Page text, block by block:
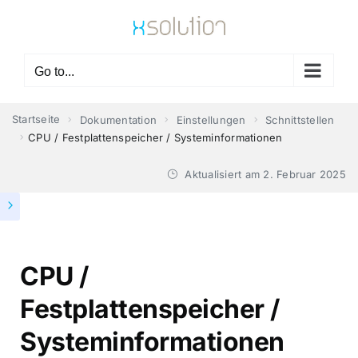
Go to...
Startseite Dokumentation Einstellungen
Schnittstellen
CPU / Festplattenspeicher / Systeminformationen
Aktualisiert am 2. Februar 2025
CPU /
Festplattenspeicher /
Systeminformationen